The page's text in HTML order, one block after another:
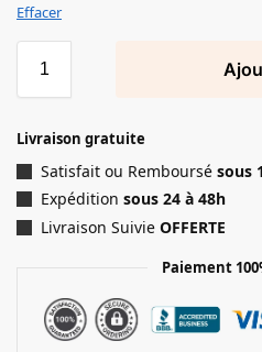
Effacer
Livraison gratuite
Satisfait ou Remboursé sous
Expédition sous 24 à 48h
Livraison Suivie OFFERTE
Paiement